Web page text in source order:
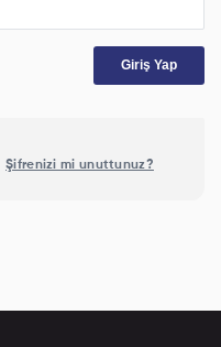
Giriş Yap
Şifrenizi mi unuttunuz?